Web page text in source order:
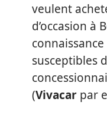
veulent
d’occasion à
susceptibles
(Vivacar par